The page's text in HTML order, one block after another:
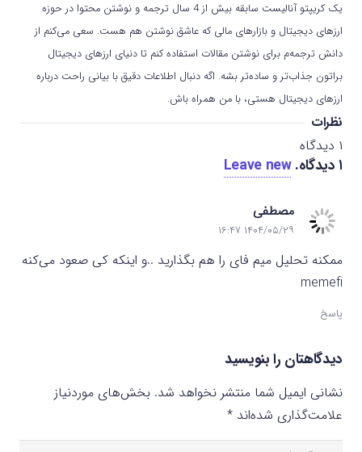
یک کریپتو آنالیست سابقه بیش از 4 سال ترجمه و نوشتن محتوا در حوزه
ارزهای دیجیتال و بازارهای مالی که عاشق نوشتن هم هست. سعی می‌کنم از
دانش ترجمه‌م برای نوشتن مقالات استفاده کنم تا دنیای ارزهای دیجیتال
براتون جذاب‌تر و ساده‌تر بشه. اگه دنبال اطلاعات دقیق با بیانی راحت درباره
ارزهای دیجیتال هستی، با من همراه باش.
نظرات
۱ دیدگاه
۱دیدگاه.
Leave new
مصطفی
۱۴۰۴/۰۵/۲۹ ۱۶:۴۷
ممکنه تحلیل میم فای را هم بگذارید ..و اینکه کی صعود می‌کنه
memefi
پاسخ
دیدگاهتان را بنویسید
نشانی ایمیل شما منتشر نخواهد شد. بخش‌های موردنیاز
علامت‌گذاری شده‌اند *